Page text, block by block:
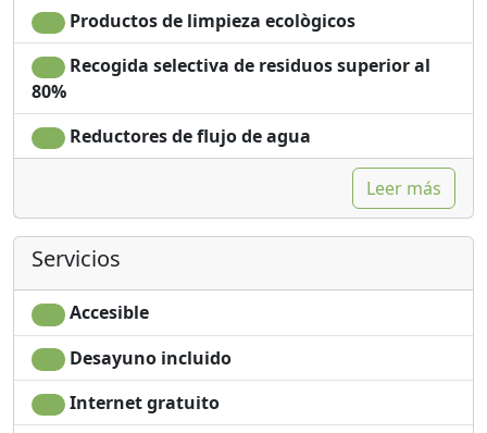
Productos de limpieza ecològicos
Recogida selectiva de residuos superior al
80%
Reductores de flujo de agua
Leer más
Servicios
Accesible
Desayuno incluido
Internet gratuito